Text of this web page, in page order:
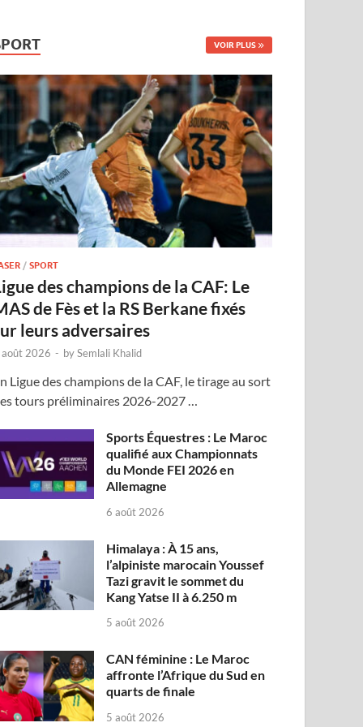
VOIR PLUS
/SPORT
des champions de la CAF: Le
de Fès et la RS Berkane fixés
leurs adversaires
2026 - bySemlali Khalid
Ligue des champions de la CAF, le tirage au sort
tours préliminaires 2026-2027 …
Sports Équestres : Le Maroc
qualifié aux Championnats
du Monde FEI 2026 en
Allemagne
6 août 2026
Himalaya : À 15 ans,
l’alpiniste marocain Youssef
Tazi gravit le sommet du
Kang Yatse II à 6.250 m
5 août 2026
CAN féminine : Le Maroc
affronte l’Afrique du Sud en
quarts de finale
5 août 2026